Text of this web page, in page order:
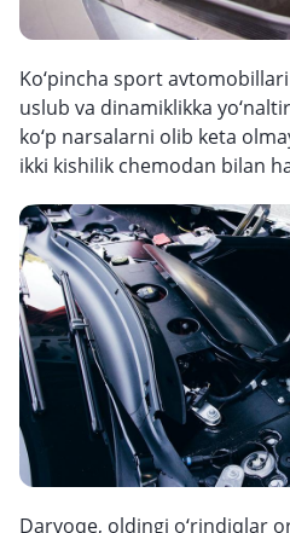
Ko‘pincha sport
uslub va dinamiklikka
ko‘p narsalarni olib keta
ikki kishilik chemodan bilan
Darvoqe, oldingi o‘rindiqlar